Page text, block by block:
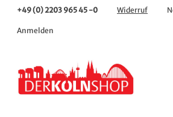
+49 (0) 2203 965 45 -0 Widerruf
Anmelden